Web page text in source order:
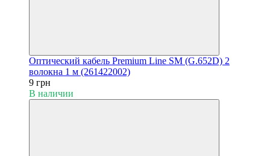
Оптический кабель Premium Line SM (G.652D) 2
волокна 1 м (261422002)
9 грн
В наличии